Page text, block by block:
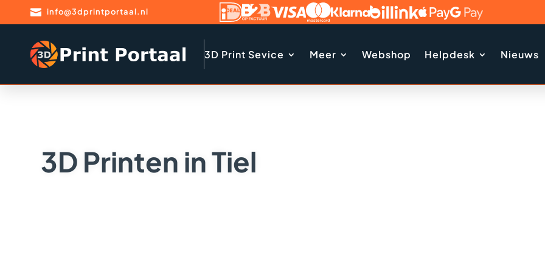
 info@3dprintportaal.nl
3D Print Sevice Meer Webshop Helpdesk Nieuws
3D Printen in Tiel